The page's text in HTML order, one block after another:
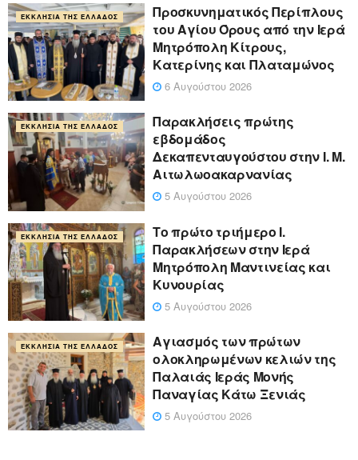
ΕΚΚΛΗΣΊΑ ΤΗΣ ΕΛΛΆΔΟΣ
Προσκυνηματικός Περίπλους
του Αγίου Όρους από την Ιερά
Μητρόπολη Κίτρους,
Κατερίνης και Πλαταμώνος
6 Αυγούστου 2026
ΕΚΚΛΗΣΊΑ ΤΗΣ ΕΛΛΆΔΟΣ
Παρακλήσεις πρώτης
εβδομάδος
Δεκαπενταυγούστου στην Ι. Μ.
Αιτωλωοακαρνανίας
5 Αυγούστου 2026
ΕΚΚΛΗΣΊΑ ΤΗΣ ΕΛΛΆΔΟΣ
Το πρώτο τριήμερο Ι.
Παρακλήσεων στην Ιερά
Μητρόπολη Μαντινείας και
Κυνουρίας
5 Αυγούστου 2026
ΕΚΚΛΗΣΊΑ ΤΗΣ ΕΛΛΆΔΟΣ
Αγιασμός των πρώτων
ολοκληρωμένων κελιών της
Παλαιάς Ιεράς Μονής
Παναγίας Κάτω Ξενιάς
5 Αυγούστου 2026